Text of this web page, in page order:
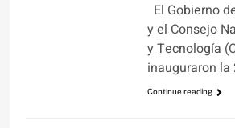
El Gobierno
y el Consejo
y Tecnología
inauguraron
Continue reading